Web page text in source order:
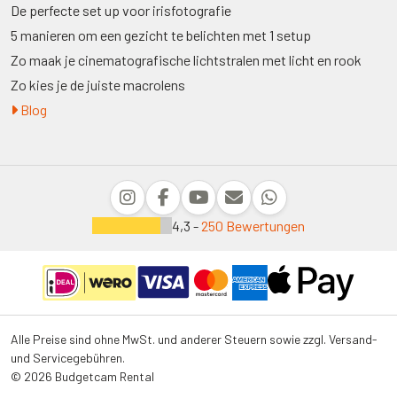
De perfecte set up voor irisfotografie
5 manieren om een gezicht te belichten met 1 setup
Zo maak je cinematografische lichtstralen met licht en rook
Zo kies je de juiste macrolens
Blog
4,3 -250 Bewertungen
Alle Preise sind ohne MwSt. und anderer Steuern sowie zzgl. Versand-
und Servicegebühren.
© 2026 Budgetcam Rental